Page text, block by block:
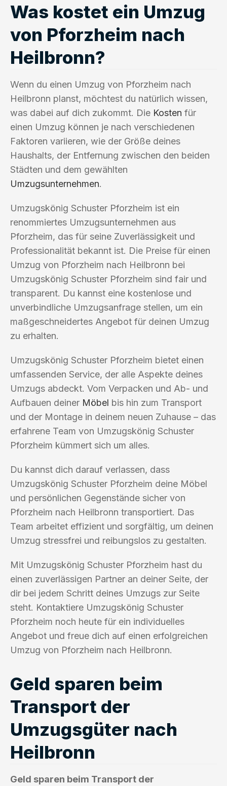
Was kostet ein Umzug
von Pforzheim nach
Heilbronn?
Wenn du einen Umzug von Pforzheim nach
Heilbronn planst, möchtest du natürlich wissen,
was dabei auf dich zukommt. Die Kosten für
einen Umzug können je nach verschiedenen
Faktoren variieren, wie der Größe deines
Haushalts, der Entfernung zwischen den beiden
Städten und dem gewählten
Umzugsunternehmen.
Umzugskönig Schuster Pforzheim ist ein
renommiertes Umzugsunternehmen aus
Pforzheim, das für seine Zuverlässigkeit und
Professionalität bekannt ist. Die Preise für einen
Umzug von Pforzheim nach Heilbronn bei
Umzugskönig Schuster Pforzheim sind fair und
transparent. Du kannst eine kostenlose und
unverbindliche Umzugsanfrage stellen, um ein
maßgeschneidertes Angebot für deinen Umzug
zu erhalten.
Umzugskönig Schuster Pforzheim bietet einen
umfassenden Service, der alle Aspekte deines
Umzugs abdeckt. Vom Verpacken und Ab- und
Aufbauen deiner Möbel bis hin zum Transport
und der Montage in deinem neuen Zuhause – das
erfahrene Team von Umzugskönig Schuster
Pforzheim kümmert sich um alles.
Du kannst dich darauf verlassen, dass
Umzugskönig Schuster Pforzheim deine Möbel
und persönlichen Gegenstände sicher von
Pforzheim nach Heilbronn transportiert. Das
Team arbeitet effizient und sorgfältig, um deinen
Umzug stressfrei und reibungslos zu gestalten.
Mit Umzugskönig Schuster Pforzheim hast du
einen zuverlässigen Partner an deiner Seite, der
dir bei jedem Schritt deines Umzugs zur Seite
steht. Kontaktiere Umzugskönig Schuster
Pforzheim noch heute für ein individuelles
Angebot und freue dich auf einen erfolgreichen
Umzug von Pforzheim nach Heilbronn.
Geld sparen beim
Transport der
Umzugsgüter nach
Heilbronn
Geld sparen beim Transport der